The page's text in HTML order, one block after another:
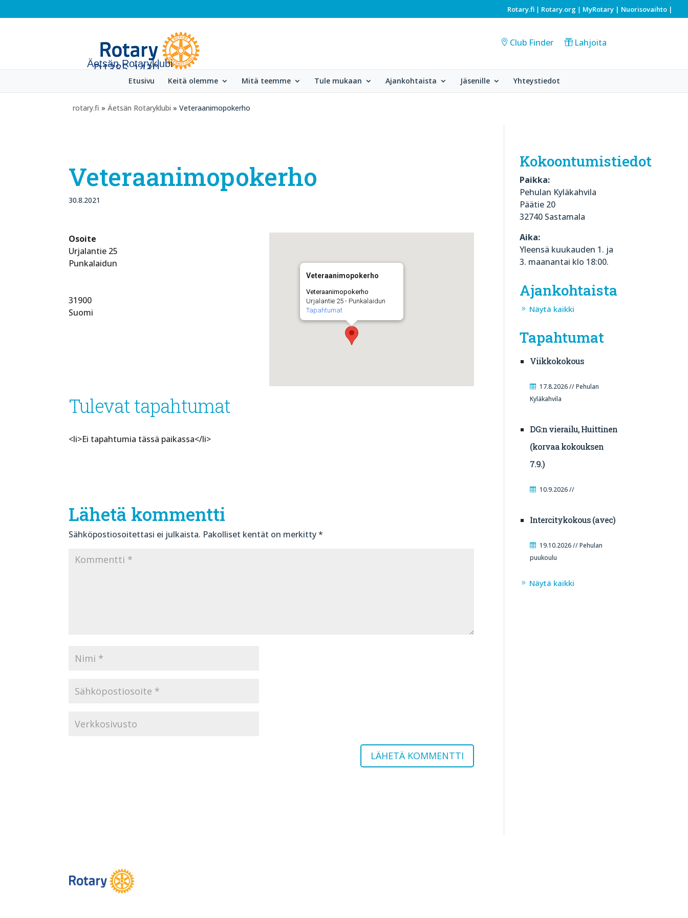
Rotary.fi | Rotary.org | MyRotary | Nuorisovaihto |
Äetsän Rotaryklubi
Club Finder Lahjoita
Etusivu Keitä olemme Mitä teemme Tule mukaan Ajankohtaista Jäsenille Yhteystiedot
rotary.fi » Äetsän Rotaryklubi » Veteraanimopokerho
Veteraanimopokerho
30.8.2021
Veteraanimopokerho
Veteraanimopokerho
Urjalantie 25 - Punkalaidun
Tapahtumat
Osoite
Urjalantie 25
Punkalaidun
31900
Suomi
Tulevat tapahtumat
<li>Ei tapahtumia tässä paikassa</li>
Lähetä kommentti
Sähköpostiosoitettasi ei julkaista. Pakolliset kentät on merkitty*
Kokoontumistiedot
Paikka:
Pehulan Kyläkahvila
Päätie 20
32740 Sastamala
Aika:
Yleensä kuukauden 1. ja
3. maanantai klo 18:00.
Ajankohtaista
Näytä kaikki
Tapahtumat
Viikkokokous
17.8.2026 // Pehulan
Kyläkahvila
DG:n vierailu, Huittinen
(korvaa kokouksen
7.9.)
10.9.2026 //
Intercitykokous (avec)
19.10.2026 // Pehulan
puukoulu
Näytä kaikki